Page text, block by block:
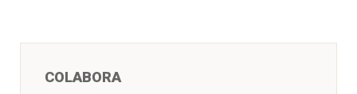
COLABORA